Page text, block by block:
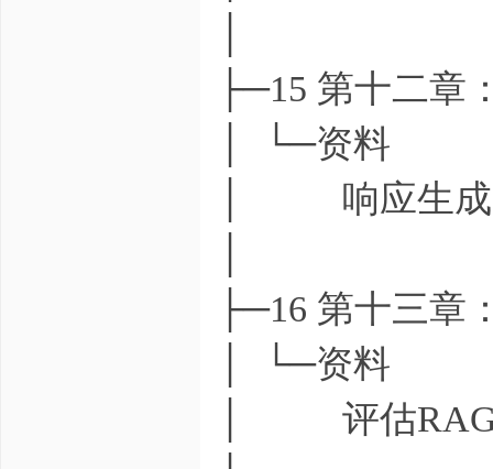
├─15 第十二章
│ └─资料
│ 响应生成
├─16 第十三章
│ └─资料
│ 评估RAG